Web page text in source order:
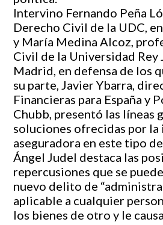
Intervino Fernando Peña
Derecho Civil de la UDC,
y María Medina Alcoz,
Civil de la Universidad Rey
Madrid, en defensa de los
su parte, Javier Ybarra,
Financieras para España y
Chubb, presentó las líneas
soluciones ofrecidas por la
aseguradora en este tipo de
Ángel Judel destaca las
repercusiones que se
nuevo delito de
aplicable a cualquier
los bienes de otro y le